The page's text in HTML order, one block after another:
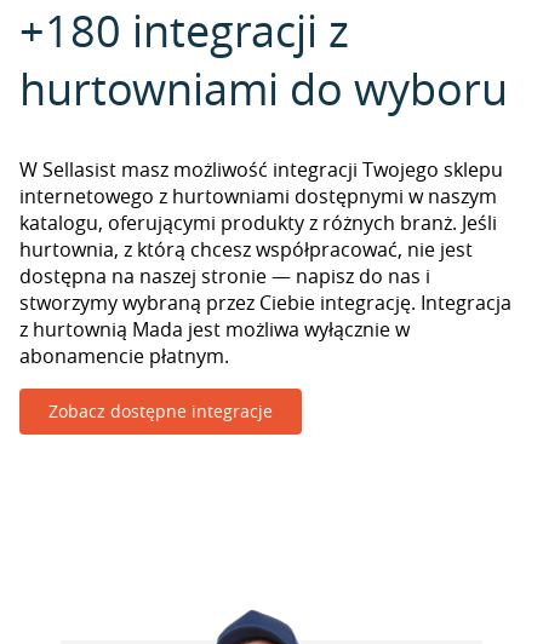
+180 integracji z
hurtowniami do wyboru
W Sellasist masz możliwość integracji Twojego sklepu
internetowego z hurtowniami dostępnymi w naszym
katalogu, oferującymi produkty z różnych branż. Jeśli
hurtownia, z którą chcesz współpracować, nie jest
dostępna na naszej stronie — napisz do nas i
stworzymy wybraną przez Ciebie integrację. Integracja
z hurtownią Mada jest możliwa wyłącznie w
abonamencie płatnym.
Zobacz dostępne integracje